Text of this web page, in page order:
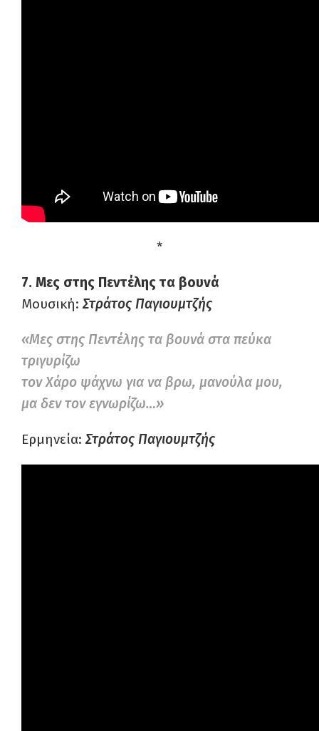
*
7. Μες στης Πεντέλης τα βουνά
Μουσική: Στράτος Παγιουμτζής
«Μες στης Πεντέλης τα βουνά στα πεύκα
τριγυρίζω
τον Χάρο ψάχνω για να βρω, μανούλα μου,
μα δεν τον εγνωρίζω…»
Ερμηνεία: Στράτος Παγιουμτζής